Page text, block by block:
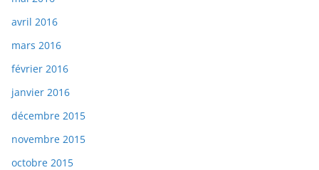
avril 2016
mars 2016
février 2016
janvier 2016
décembre 2015
novembre 2015
octobre 2015